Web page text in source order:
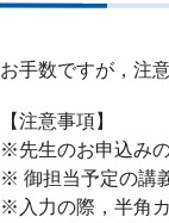
お手数ですが，注
【注意事項】
※先生のお申込み
※ 御担当予定の講
※入力の際，半角